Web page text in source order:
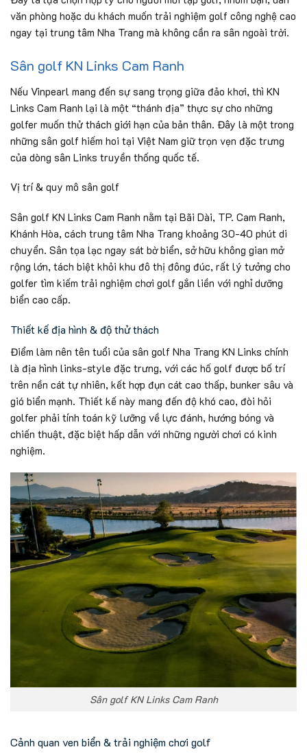
văn phòng hoặc du khách muốn trải nghiệm golf công nghệ cao
ngay tại trung tâm Nha Trang mà không cần ra sân ngoài trời.
Sân golf KN Links Cam Ranh
Nếu Vinpearl mang đến sự sang trọng giữa đảo khơi, thì KN
Links Cam Ranh lại là một “thánh địa” thực sự cho những
golfer muốn thử thách giới hạn của bản thân. Đây là một trong
những sân golf hiếm hoi tại Việt Nam giữ trọn vẹn đặc trưng
của dòng sân Links truyền thống quốc tế.
Vị trí & quy mô sân golf
Sân golf KN Links Cam Ranh nằm tại Bãi Dài, TP. Cam Ranh,
Khánh Hòa, cách trung tâm Nha Trang khoảng 30-40 phút di
chuyển. Sân tọa lạc ngay sát bờ biển, sở hữu không gian mở
rộng lớn, tách biệt khỏi khu đô thị đông đúc, rất lý tưởng cho
golfer tìm kiếm trải nghiệm chơi golf gắn liền với nghỉ dưỡng
biển cao cấp.
Thiết kế địa hình & độ thử thách
Điểm làm nên tên tuổi của sân golf Nha Trang KN Links chính
là địa hình links-style đặc trưng, với các hố golf được bố trí
trên nền cát tự nhiên, kết hợp đụn cát cao thấp, bunker sâu và
gió biển mạnh. Thiết kế này mang đến độ khó cao, đòi hỏi
golfer phải tính toán kỹ lưỡng về lực đánh, hướng bóng và
chiến thuật, đặc biệt hấp dẫn với những người chơi có kinh
nghiệm.
Sân golf KN Links Cam Ranh
Cảnh quan ven biển & trải nghiệm chơi golf